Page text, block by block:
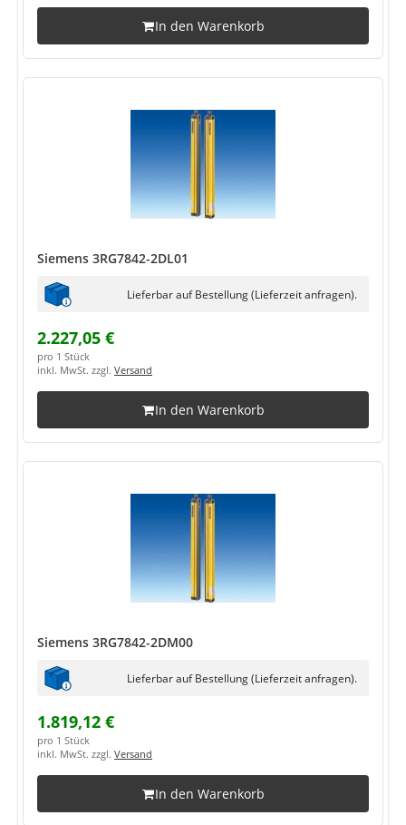
In den Warenkorb
Siemens 3RG7842-2DL01
Lieferbar auf Bestellung (Lieferzeit anfragen).
2.227,05 €
pro 1 Stück
inkl. MwSt. zzgl. Versand
In den Warenkorb
Siemens 3RG7842-2DM00
Lieferbar auf Bestellung (Lieferzeit anfragen).
1.819,12 €
pro 1 Stück
inkl. MwSt. zzgl. Versand
In den Warenkorb